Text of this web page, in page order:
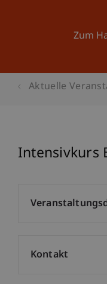
Zum
Aktuelle
Intensivkurs
Kontakt